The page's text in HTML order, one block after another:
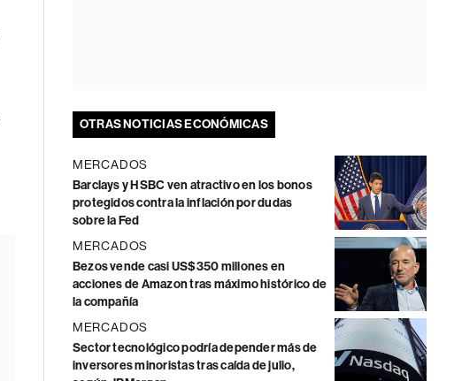
OTRAS NOTICIAS ECONÓMICAS
MERCADOS
Barclays y HSBC ven atractivo en los bonos
protegidos contra la inflación por dudas
sobre la Fed
MERCADOS
Bezos vende casi US$350 millones en
acciones de Amazon tras máximo histórico de
la compañía
MERCADOS
Sector tecnológico podría depender más de
inversores minoristas tras caída de julio,